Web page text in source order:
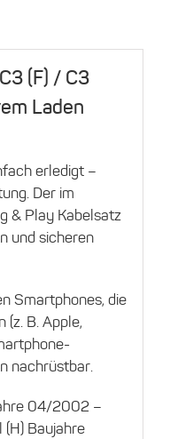
(F) / C3
Laden
erledigt –
Der im
& Play Kabelsatz
und sicheren
Smartphones, die
(z. B. Apple,
nachrüstbar.
04/2002 –
Baujahre